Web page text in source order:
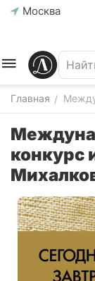
Москва
Главная /
конкурс